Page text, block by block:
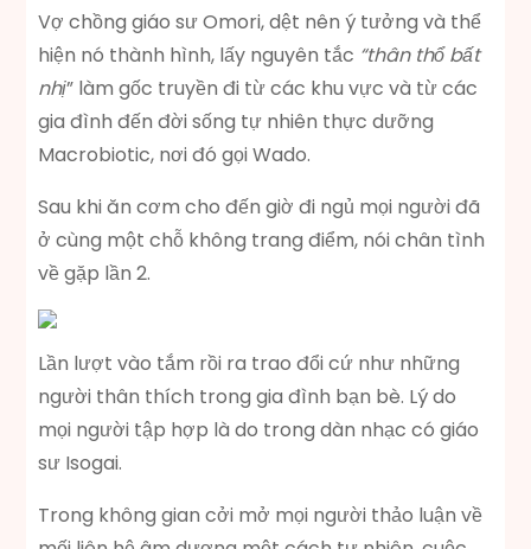
Vợ chồng giáo sư Omori, dệt nên ý tưởng và thể
hiện nó thành hình, lấy nguyên tắc “thân thổ bất
nhị” làm gốc truyền đi từ các khu vực và từ các
gia đình đến đời sống tự nhiên thực dưỡng
Macrobiotic, nơi đó gọi Wado.
Sau khi ăn cơm cho đến giờ đi ngủ mọi người đã
ở cùng một chỗ không trang điểm, nói chân tình
về gặp lần 2.
Lần lượt vào tắm rồi ra trao đổi cứ như những
người thân thích trong gia đình bạn bè. Lý do
mọi người tập hợp là do trong dàn nhạc có giáo
sư Isogai.
Trong không gian cởi mở mọi người thảo luận về